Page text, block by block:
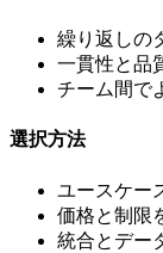
繰り返しの
一貫性と品
チーム間で
選択方法
ユースケー
価格と制限
統合とデー